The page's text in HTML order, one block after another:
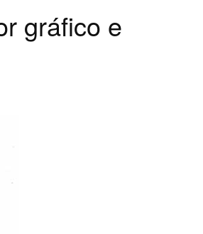
gráfico e